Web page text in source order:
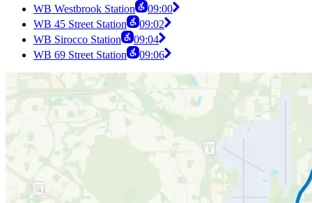
WB Westbrook Station
09:00
WB 45 Street Station
09:02
WB Sirocco Station
09:04
WB 69 Street Station
09:06